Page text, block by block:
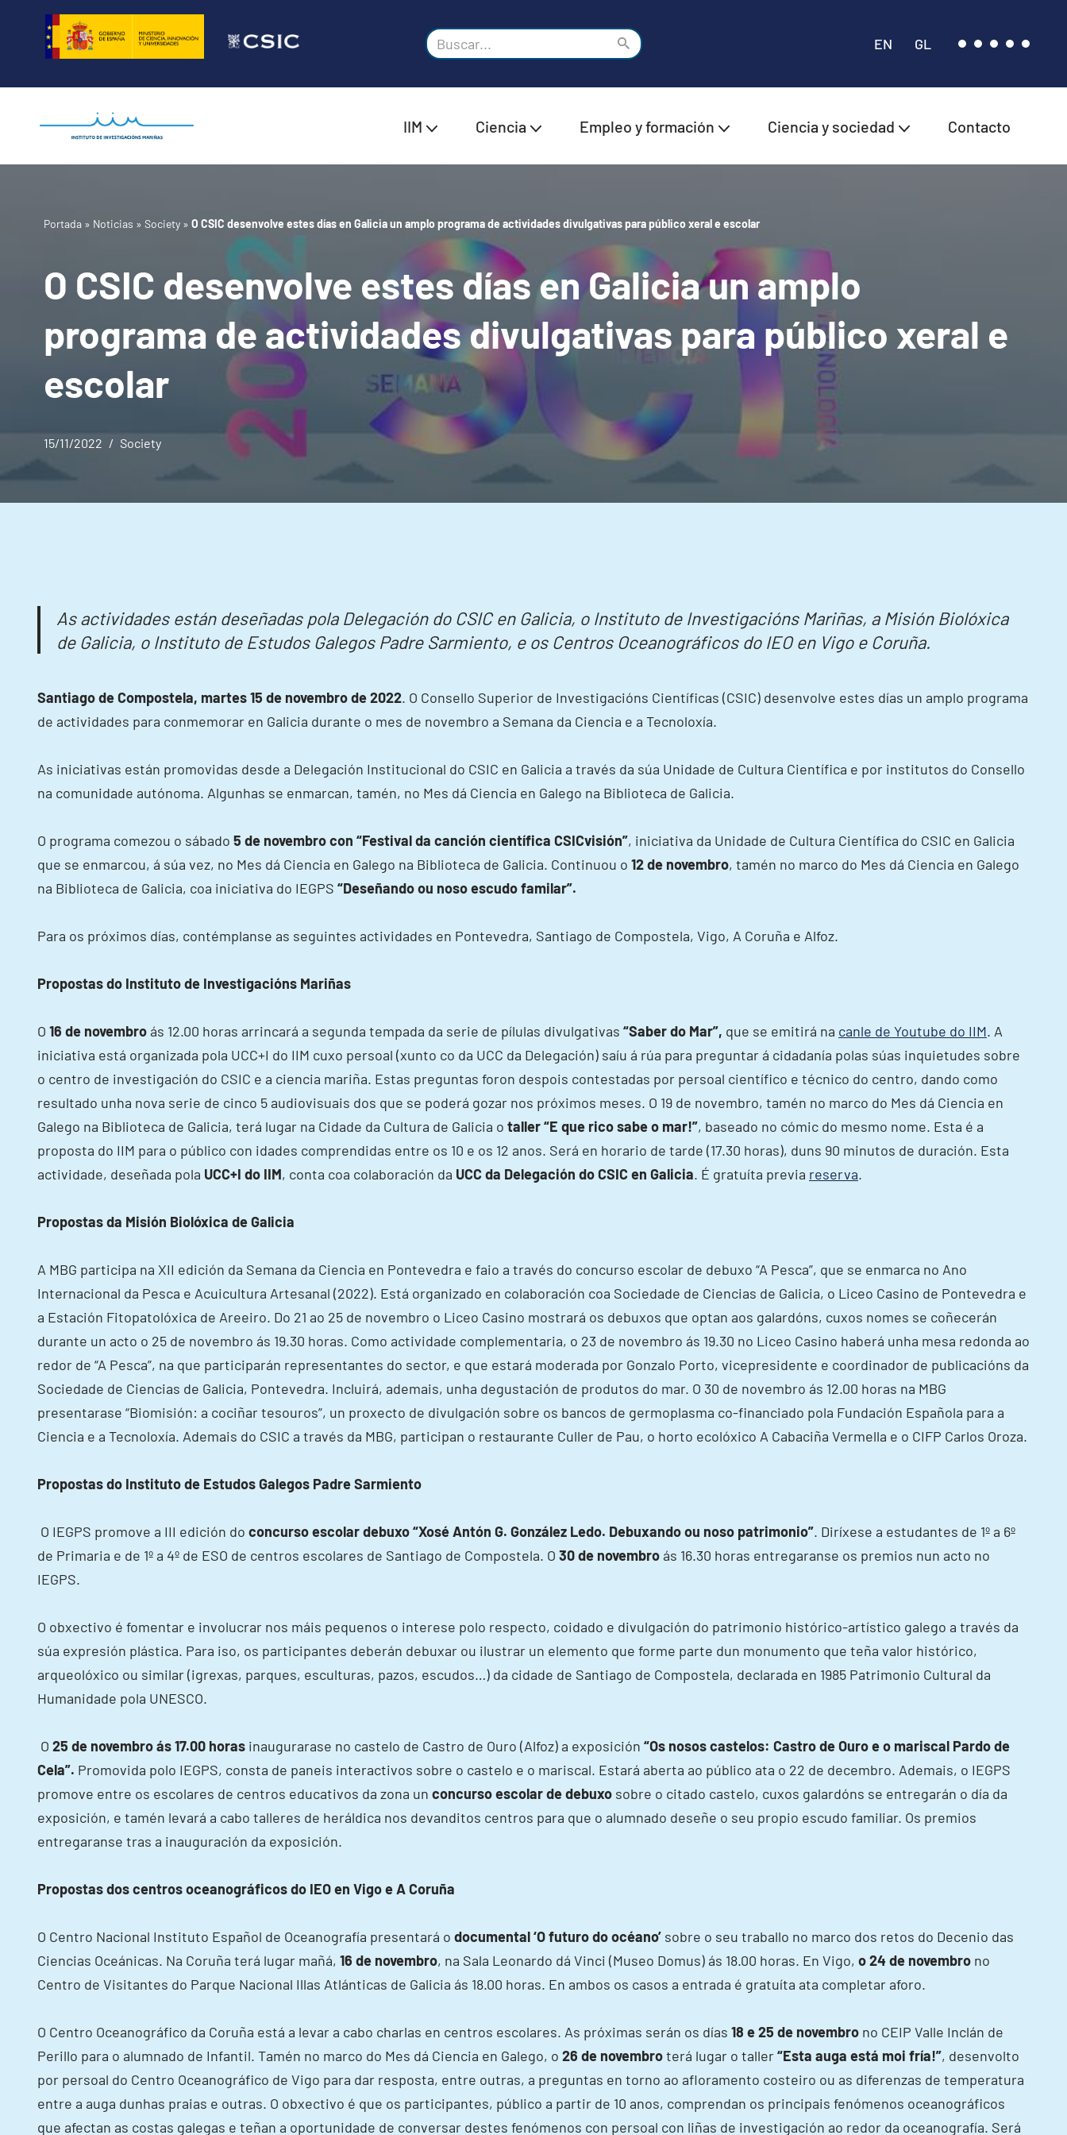
Saltar
contenido
EN GL
IIM Ciencia Empleo y formación Ciencia y sociedad Contacto
Portada » Noticias » Society » O CSIC desenvolve estes días en Galicia un amplo programa de actividades divulgativas para público xeral e escolar
O CSIC desenvolve estes días en Galicia un amplo
programa de actividades divulgativas para público xeral e
escolar
15/11/2022 Society
As actividades están deseñadas pola Delegación do CSIC en Galicia, o Instituto de Investigacións Mariñas, a Misión Biolóxica
de Galicia, o Instituto de Estudos Galegos Padre Sarmiento, e os Centros Oceanográficos do IEO en Vigo e Coruña.
Santiago de Compostela, martes 15 de novembro de 2022. O Consello Superior de Investigacións Científicas (CSIC) desenvolve estes días un amplo programa
de actividades para conmemorar en Galicia durante o mes de novembro a Semana da Ciencia e a Tecnoloxía.
As iniciativas están promovidas desde a Delegación Institucional do CSIC en Galicia a través da súa Unidade de Cultura Científica e por institutos do Consello
na comunidade autónoma. Algunhas se enmarcan, tamén, no Mes dá Ciencia en Galego na Biblioteca de Galicia.
O programa comezou o sábado 5 de novembro con “Festival da canción científica CSICvisión”, iniciativa da Unidade de Cultura Científica do CSIC en Galicia
que se enmarcou, á súa vez, no Mes dá Ciencia en Galego na Biblioteca de Galicia. Continuou o 12 de novembro, tamén no marco do Mes dá Ciencia en Galego
na Biblioteca de Galicia, coa iniciativa do IEGPS “Deseñando ou noso escudo familar”.
Para os próximos días, contémplanse as seguintes actividades en Pontevedra, Santiago de Compostela, Vigo, A Coruña e Alfoz.
Propostas do Instituto de Investigacións Mariñas
O 16 de novembroás 12.00 horas arrincará a segunda tempada da serie de pílulas divulgativas “Saber do Mar”, que se emitirá na canle de Youtube do IIM. A
iniciativa está organizada pola UCC+I do IIM cuxo persoal (xunto co da UCC da Delegación) saíu á rúa para preguntar á cidadanía polas súas inquietudes sobre
o centro de investigación do CSIC e a ciencia mariña. Estas preguntas foron despois contestadas por persoal científico e técnico do centro, dando como
resultado unha nova serie de cinco 5 audiovisuais dos que se poderá gozar nos próximos meses. O 19 de novembro, tamén no marco do Mes dá Ciencia en
Galego na Biblioteca de Galicia, terá lugar na Cidade da Cultura de Galicia o taller “E que rico sabe o mar!”, baseado no cómic do mesmo nome. Esta é a
proposta do IIM para o público con idades comprendidas entre os 10 e os 12 anos. Será en horario de tarde (17.30 horas), duns 90 minutos de duración. Esta
actividade, deseñada pola UCC+I do IIM, conta coa colaboración da UCC da Delegación do CSIC en Galicia. É gratuíta previa reserva.
Propostas da Misión Biolóxica de Galicia
A MBG participa na XII edición da Semana da Ciencia en Pontevedra e faio a través do concurso escolar de debuxo “A Pesca”, que se enmarca no Ano
Internacional da Pesca e Acuicultura Artesanal (2022). Está organizado en colaboración coa Sociedade de Ciencias de Galicia, o Liceo Casino de Pontevedra e
a Estación Fitopatolóxica de Areeiro. Do 21 ao 25 de novembro o Liceo Casino mostrará os debuxos que optan aos galardóns, cuxos nomes se coñecerán
durante un acto o 25 de novembro ás 19.30 horas. Como actividade complementaria, o 23 de novembro ás 19.30 no Liceo Casino haberá unha mesa redonda ao
redor de “A Pesca”, na que participarán representantes do sector, e que estará moderada por Gonzalo Porto, vicepresidente e coordinador de publicacións da
Sociedade de Ciencias de Galicia, Pontevedra. Incluirá, ademais, unha degustación de produtos do mar. O 30 de novembro ás 12.00 horas na MBG
presentarase “Biomisión: a cociñar tesouros”, un proxecto de divulgación sobre os bancos de germoplasma co-financiado pola Fundación Española para a
Ciencia e a Tecnoloxía. Ademais do CSIC a través da MBG, participan o restaurante Culler de Pau, o horto ecolóxico A Cabaciña Vermella e o CIFP Carlos Oroza.
Propostas do Instituto de Estudos Galegos Padre Sarmiento
O IEGPS promove a III edición do concurso escolar debuxo “Xosé Antón G. González Ledo. Debuxando ou noso patrimonio”. Diríxese a estudantes de 1º a 6º
de Primaria e de 1º a 4º de ESO de centros escolares de Santiago de Compostela. O 30 de novembroás 16.30 horas entregaranse os premios nun acto no
IEGPS.
O obxectivo é fomentar e involucrar nos máis pequenos o interese polo respecto, coidado e divulgación do patrimonio histórico-artístico galego a través da
súa expresión plástica. Para iso, os participantes deberán debuxar ou ilustrar un elemento que forme parte dun monumento que teña valor histórico,
arqueolóxico ou similar (igrexas, parques, esculturas, pazos, escudos…) da cidade de Santiago de Compostela, declarada en 1985 Patrimonio Cultural da
Humanidade pola UNESCO.
O 25 de novembro ás 17.00 horas inaugurarase no castelo de Castro de Ouro (Alfoz) a exposición “Os nosos castelos: Castro de Ouro e o mariscal Pardo de
Cela”. Promovida polo IEGPS, consta de paneis interactivos sobre o castelo e o mariscal. Estará aberta ao público ata o 22 de decembro. Ademais, o IEGPS
promove entre os escolares de centros educativos da zona un concurso escolar de debuxo sobre o citado castelo, cuxos galardóns se entregarán o día da
exposición, e tamén levará a cabo talleres de heráldica nos devanditos centros para que o alumnado deseñe o seu propio escudo familiar. Os premios
entregaranse tras a inauguración da exposición.
Propostas dos centros oceanográficos do IEO en Vigo e A Coruña
O Centro Nacional Instituto Español de Oceanografía presentará o documental ‘O futuro do océano’ sobre o seu traballo no marco dos retos do Decenio das
Ciencias Oceánicas. Na Coruña terá lugar mañá, 16 de novembro, na Sala Leonardo dá Vinci (Museo Domus) ás 18.00 horas. En Vigo, o 24 de novembro no
Centro de Visitantes do Parque Nacional Illas Atlánticas de Galicia ás 18.00 horas. En ambos os casos a entrada é gratuíta ata completar aforo.
O Centro Oceanográfico da Coruña está a levar a cabo charlas en centros escolares. As próximas serán os días 18 e 25 de novembro no CEIP Valle Inclán de
Perillo para o alumnado de Infantil. Tamén no marco do Mes dá Ciencia en Galego, o 26 de novembroterá lugar o taller“Esta auga está moi fría!”, desenvolto
por persoal do Centro Oceanográfico de Vigo para dar resposta, entre outras, a preguntas en torno ao afloramento costeiro ou as diferenzas de temperatura
entre a auga dunhas praias e outras. O obxectivo é que os participantes, público a partir de 10 anos, comprendan os principais fenómenos oceanográficos
que afectan as costas galegas e teñan a oportunidade de conversar destes fenómenos con persoal con liñas de investigación ao redor da oceanografía. Será